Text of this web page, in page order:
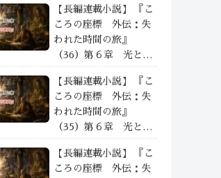
【長編連載小説】 『こ
ころの座標 外伝：失
われた時間の旅』
（36）第６章 光と影
【長編連載小説】 『こ
ころの座標 外伝：失
われた時間の旅』
（35）第６章 光と影
【長編連載小説】 『こ
ころの座標 外伝：失